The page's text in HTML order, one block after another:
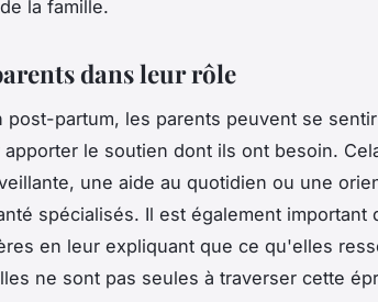
la famille.
dans leur rôle
post-partum, les parents peuvent se
le soutien dont ils ont besoin.
une aide au quotidien ou une
spécialisés. Il est également important
en leur expliquant que ce qu'elles
ne sont pas seules à traverser cette